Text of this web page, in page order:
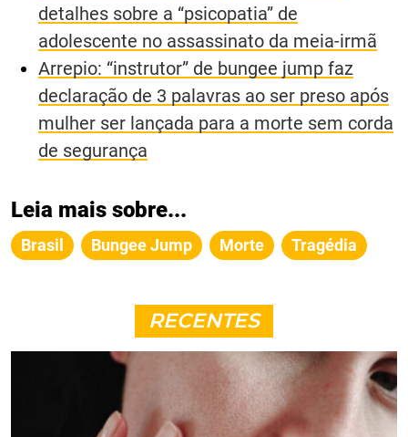
detalhes sobre a “psicopatia” de
adolescente no assassinato da meia-irmã
Arrepio: “instrutor” de bungee jump faz
declaração de 3 palavras ao ser preso após
mulher ser lançada para a morte sem corda
de segurança
Leia mais sobre...
Brasil Bungee Jump Morte Tragédia
RECENTES